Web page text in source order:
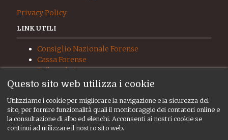
Privacy Policy
LINK UTILI
Consiglio Nazionale Forense
Cassa Forense
Tribunale Ivrea
Procura Ivrea
UNEP
RISORSE
Questo sito web utilizza i cookie
Utilizziamo i cookie per migliorare la navigazione e la sicurezza del
sito, per fornire funzionalità quali il monitoraggio dei contatori online e
la consultazione di albo ed elenchi. Acconsenti ai nostri cookie se
continui ad utilizzare il nostro sito web.